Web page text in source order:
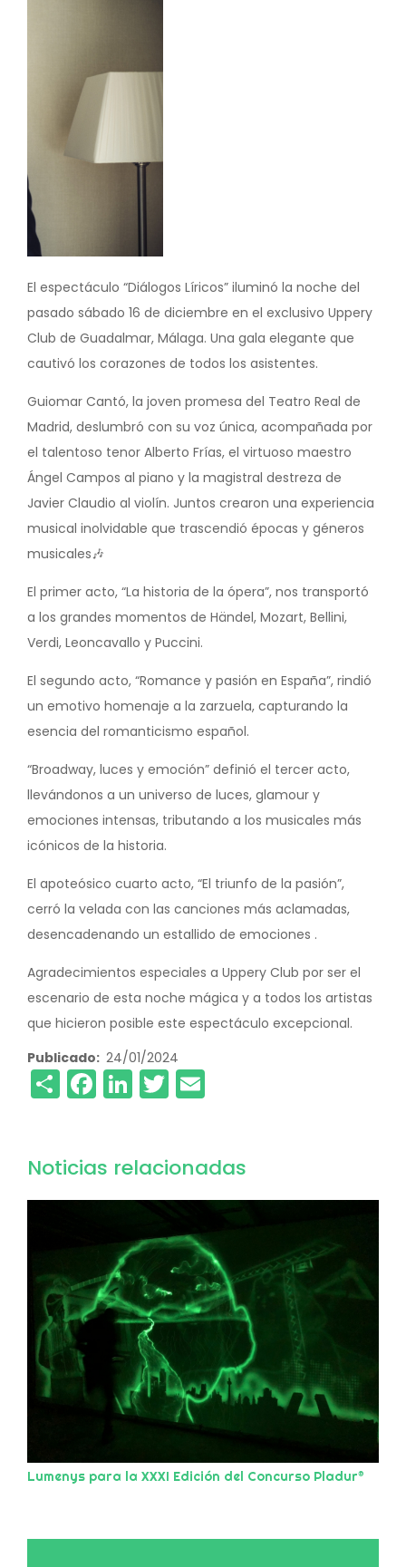
El espectáculo “Diálogos Líricos” iluminó la noche del
pasado sábado 16 de diciembre en el exclusivo Uppery
Club de Guadalmar, Málaga. Una gala elegante que
cautivó los corazones de todos los asistentes.
Guiomar Cantó, la joven promesa del Teatro Real de
Madrid, deslumbró con su voz única, acompañada por
el talentoso tenor Alberto Frías, el virtuoso maestro
Ángel Campos al piano y la magistral destreza de
Javier Claudio al violín. Juntos crearon una experiencia
musical inolvidable que trascendió épocas y géneros
musicales🎶
El primer acto, “La historia de la ópera”, nos transportó
a los grandes momentos de Händel, Mozart, Bellini,
Verdi, Leoncavallo y Puccini.
El segundo acto, “Romance y pasión en España”, rindió
un emotivo homenaje a la zarzuela, capturando la
esencia del romanticismo español.
“Broadway, luces y emoción” definió el tercer acto,
llevándonos a un universo de luces, glamour y
emociones intensas, tributando a los musicales más
icónicos de la historia.
El apoteósico cuarto acto, “El triunfo de la pasión”,
cerró la velada con las canciones más aclamadas,
desencadenando un estallido de emociones .
Agradecimientos especiales a Uppery Club por ser el
escenario de esta noche mágica y a todos los artistas
que hicieron posible este espectáculo excepcional.
Publicado 24/01/2024
ShareFacebook
LinkedIn
Twitter
Noticias relacionadas
Lumenys para la XXXI Edición del Concurso Pladur®